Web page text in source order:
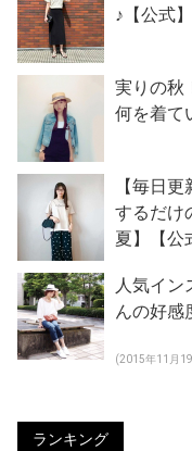
♪【公式】
実りの秋
何を着て
【毎日
するだけ
夏】【公
人気イン
んの好感
(2015年11月
ランキング